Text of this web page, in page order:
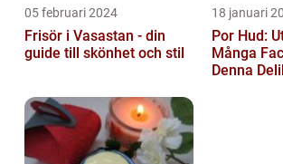
05 februari 2024
Frisör i Vasastan - din
guide till skönhet och stil
18 januari
Por Hud:
Många
Denna